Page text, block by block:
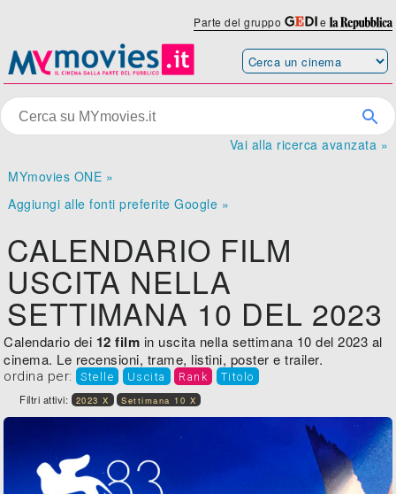
Parte del gruppo e
Vai alla ricerca avanzata »
MYmovies ONE »
Aggiungi alle fonti preferite Google »
CALENDARIO FILM
USCITA NELLA
SETTIMANA 10 DEL 2023
Calendario dei 12 film in uscita nella settimana 10 del 2023 al
cinema. Le recensioni, trame, listini, poster e trailer.
ordina per: Stelle Uscita Rank Titolo
Filtri attivi: 2023 X Settimana 10 X